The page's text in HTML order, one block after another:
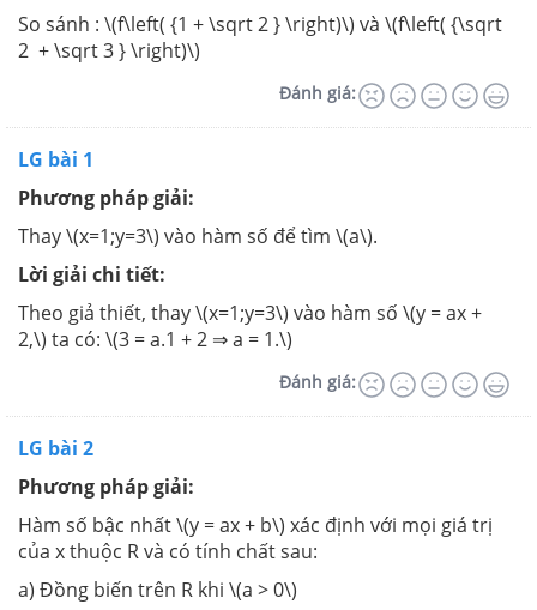
So sánh : \(f\left( {1 + \sqrt 2 } \right)\) và \(f\left( {\sqrt
2 + \sqrt 3 } \right)\)
Đánh giá:
LG bài 1
Phương pháp giải:
Thay \(x=1;y=3\) vào hàm số để tìm \(a\).
Lời giải chi tiết:
Theo giả thiết, thay \(x=1;y=3\) vào hàm số \(y = ax +
2,\) ta có: \(3 = a.1 + 2 ⇒ a = 1.\)
Đánh giá:
LG bài 2
Phương pháp giải:
Hàm số bậc nhất \(y = ax + b\) xác định với mọi giá trị
của x thuộc R và có tính chất sau:
a) Đồng biến trên R khi \(a > 0\)